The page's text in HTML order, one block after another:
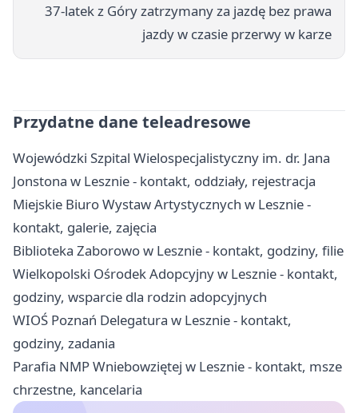
37-latek z Góry zatrzymany za jazdę bez prawa
jazdy w czasie przerwy w karze
Przydatne dane teleadresowe
Wojewódzki Szpital Wielospecjalistyczny im. dr. Jana
Jonstona w Lesznie - kontakt, oddziały, rejestracja
Miejskie Biuro Wystaw Artystycznych w Lesznie -
kontakt, galerie, zajęcia
Biblioteka Zaborowo w Lesznie - kontakt, godziny, filie
Wielkopolski Ośrodek Adopcyjny w Lesznie - kontakt,
godziny, wsparcie dla rodzin adopcyjnych
WIOŚ Poznań Delegatura w Lesznie - kontakt,
godziny, zadania
Parafia NMP Wniebowziętej w Lesznie - kontakt, msze
chrzestne, kancelaria